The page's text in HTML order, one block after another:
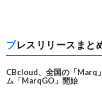
プレスリリースまと
CBcloud、全国の「Marq
ム「MarqGO」開始